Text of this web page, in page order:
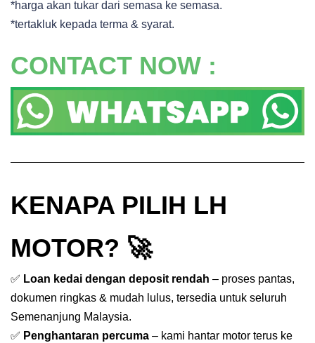
*harga akan tukar dari semasa ke semasa.
*tertakluk kepada terma & syarat.
CONTACT NOW :
KENAPA PILIH LH
MOTOR? 🚀
✅ Loan kedai dengan deposit rendah – proses pantas,
dokumen ringkas & mudah lulus, tersedia untuk seluruh
Semenanjung Malaysia.
✅ Penghantaran percuma – kami hantar motor terus ke